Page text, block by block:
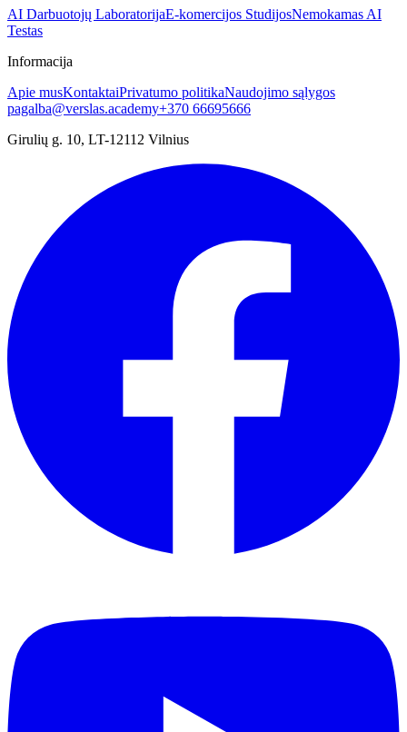
AI Darbuotojų LaboratorijaE-komercijos StudijosNemokamas AI
Testas
Informacija
Apie musKontaktaiPrivatumo politikaNaudojimo sąlygos
pagalba@verslas.academy+370 66695666
Girulių g. 10, LT-12112 Vilnius